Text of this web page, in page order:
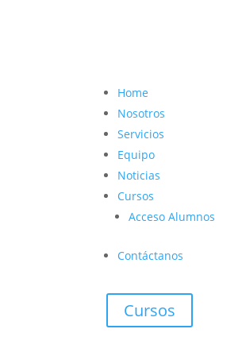
Home
Nosotros
Servicios
Equipo
Noticias
Cursos
Acceso Alumnos
Contáctanos
Cursos